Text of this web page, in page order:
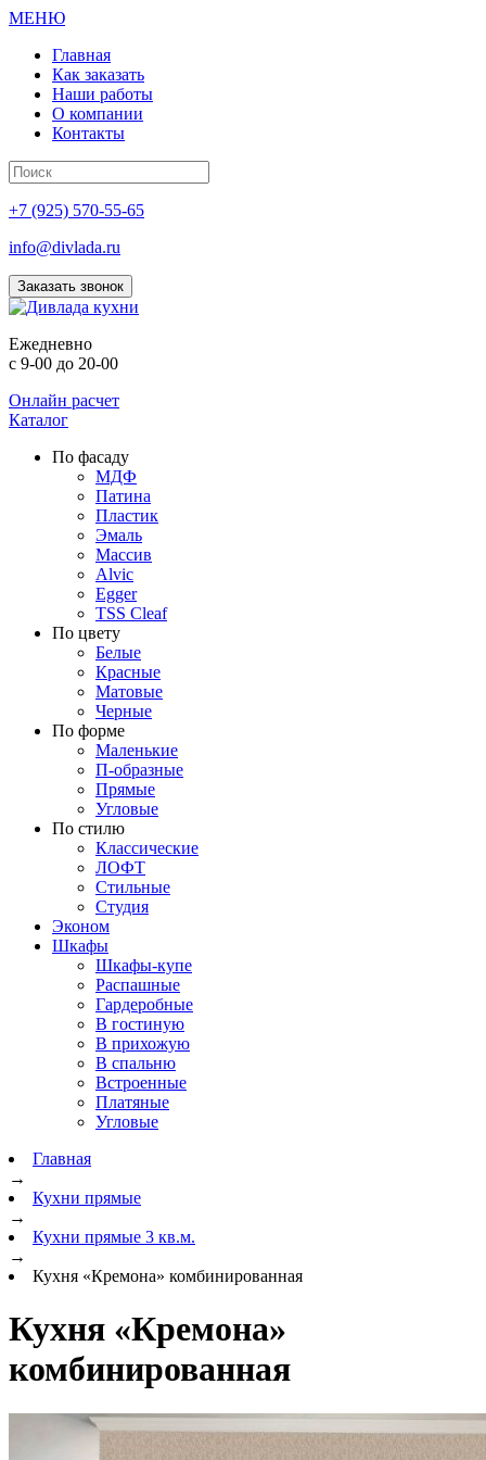
МЕНЮ
Главная
Как заказать
Наши работы
О компании
Контакты
+7 (925) 570-55-65
info@divlada.ru
Заказать звонок
Ежедневно
с 9-00 до 20-00
Онлайн расчет
Каталог
По фасаду
МДФ
Патина
Пластик
Эмаль
Массив
Alvic
Egger
TSS Cleaf
По цвету
Белые
Красные
Матовые
Черные
По форме
Маленькие
П-образные
Прямые
Угловые
По стилю
Классические
ЛОФТ
Стильные
Студия
Эконом
Шкафы
Шкафы-купе
Распашные
Гардеробные
В гостиную
В прихожую
В спальню
Встроенные
Платяные
Угловые
Главная
→
Кухни прямые
→
Кухни прямые 3 кв.м.
→
Кухня «Кремона» комбинированная
Кухня «Кремона»
комбинированная